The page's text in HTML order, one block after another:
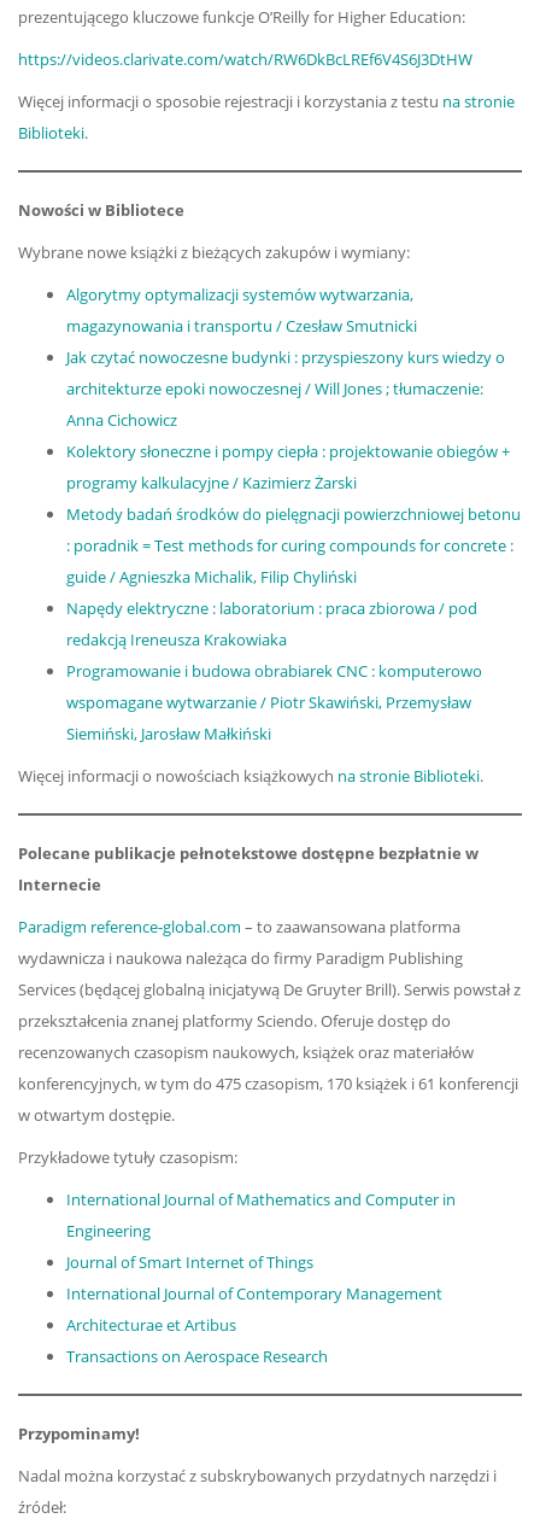
prezentującego kluczowe funkcje O’Reilly for Higher Education:
https://videos.clarivate.com/watch/RW6DkBcLREf6V4S6J3DtHW
Więcej informacji o sposobie rejestracji i korzystania z testu na stronie
Biblioteki.
Nowości w Bibliotece
Wybrane nowe książki z bieżących zakupów i wymiany:
Algorytmy optymalizacji systemów wytwarzania,
magazynowania i transportu / Czesław Smutnicki
Jak czytać nowoczesne budynki : przyspieszony kurs wiedzy o
architekturze epoki nowoczesnej / Will Jones ; tłumaczenie:
Anna Cichowicz
Kolektory słoneczne i pompy ciepła : projektowanie obiegów +
programy kalkulacyjne / Kazimierz Żarski
Metody badań środków do pielęgnacji powierzchniowej betonu
: poradnik = Test methods for curing compounds for concrete :
guide / Agnieszka Michalik, Filip Chyliński
Napędy elektryczne : laboratorium : praca zbiorowa / pod
redakcją Ireneusza Krakowiaka
Programowanie i budowa obrabiarek CNC : komputerowo
wspomagane wytwarzanie / Piotr Skawiński, Przemysław
Siemiński, Jarosław Małkiński
Więcej informacji o nowościach książkowych na stronie Biblioteki.
Polecane publikacje pełnotekstowe dostępne bezpłatnie w
Internecie
Paradigm reference-global.com – to zaawansowana platforma
wydawnicza i naukowa należąca do firmy Paradigm Publishing
Services (będącej globalną inicjatywą De Gruyter Brill). Serwis powstał z
przekształcenia znanej platformy Sciendo. Oferuje dostęp do
recenzowanych czasopism naukowych, książek oraz materiałów
konferencyjnych, w tym do 475 czasopism, 170 książek i 61 konferencji
w otwartym dostępie.
Przykładowe tytuły czasopism:
International Journal of Mathematics and Computer in
Engineering
Journal of Smart Internet of Things
International Journal of Contemporary Management
Architecturae et Artibus
Transactions on Aerospace Research
Przypominamy!
Nadal można korzystać z subskrybowanych przydatnych narzędzi i
źródeł: